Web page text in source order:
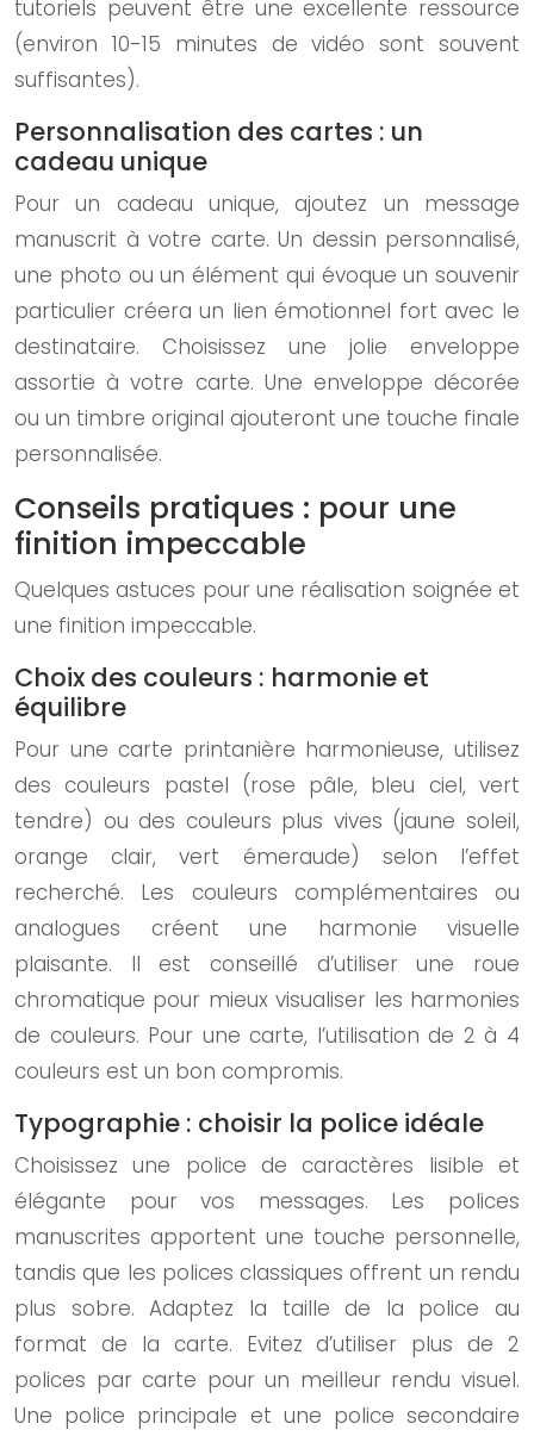
tutoriels peuvent être une excellente ressource
(environ 10-15 minutes de vidéo sont souvent
suffisantes).
Personnalisation des cartes : un
cadeau unique
Pour un cadeau unique, ajoutez un message
manuscrit à votre carte. Un dessin personnalisé,
une photo ou un élément qui évoque un souvenir
particulier créera un lien émotionnel fort avec le
destinataire. Choisissez une jolie enveloppe
assortie à votre carte. Une enveloppe décorée
ou un timbre original ajouteront une touche finale
personnalisée.
Conseils pratiques : pour une
finition impeccable
Quelques astuces pour une réalisation soignée et
une finition impeccable.
Choix des couleurs : harmonie et
équilibre
Pour une carte printanière harmonieuse, utilisez
des couleurs pastel (rose pâle, bleu ciel, vert
tendre) ou des couleurs plus vives (jaune soleil,
orange clair, vert émeraude) selon l’effet
recherché. Les couleurs complémentaires ou
analogues créent une harmonie visuelle
plaisante. Il est conseillé d’utiliser une roue
chromatique pour mieux visualiser les harmonies
de couleurs. Pour une carte, l’utilisation de 2 à 4
couleurs est un bon compromis.
Typographie : choisir la police idéale
Choisissez une police de caractères lisible et
élégante pour vos messages. Les polices
manuscrites apportent une touche personnelle,
tandis que les polices classiques offrent un rendu
plus sobre. Adaptez la taille de la police au
format de la carte. Evitez d’utiliser plus de 2
polices par carte pour un meilleur rendu visuel.
Une police principale et une police secondaire